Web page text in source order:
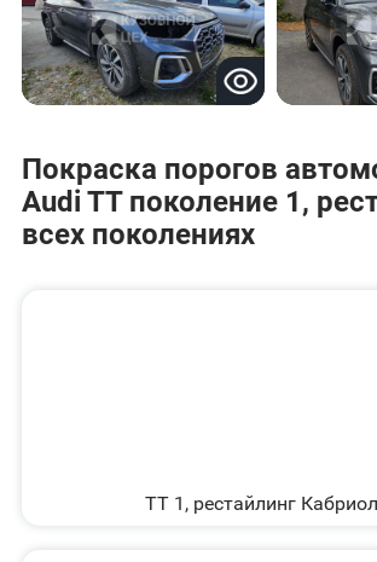
Покраска порогов
Audi TT поколение 1,
всех поколениях
TT 1, рестайлинг